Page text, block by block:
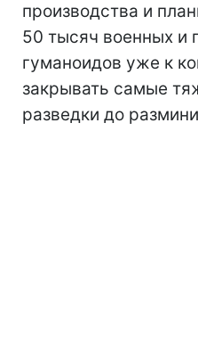
производства и
50 тысяч военных
гуманоидов уже к
закрывать самые
разведки до